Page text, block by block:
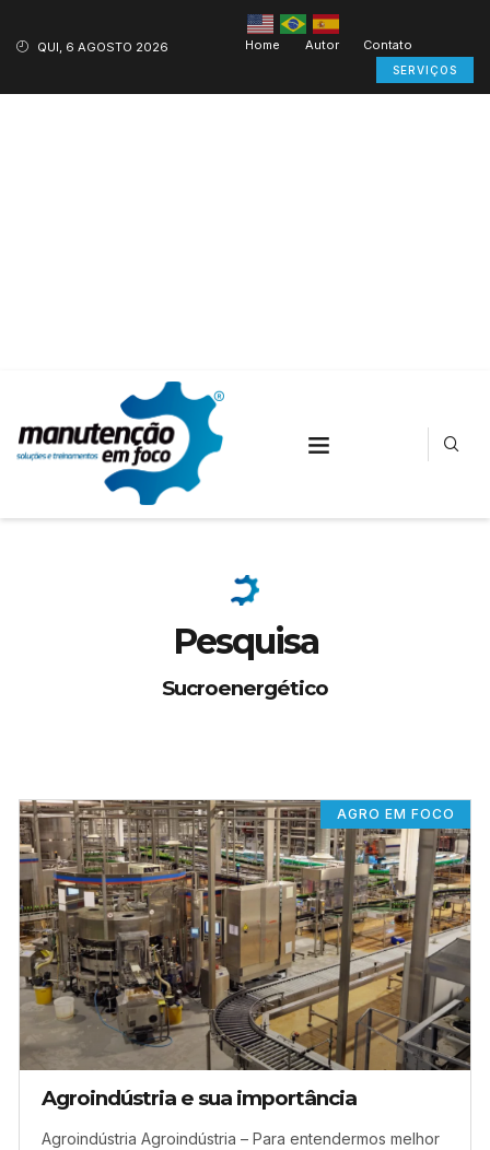
QUI, 6 AGOSTO 2026 Home Autor Contato
SERVIÇOS
Pesquisa
Sucroenergético
AGRO EM FOCO
Agroindústria e sua importância
Agroindústria Agroindústria – Para entendermos melhor